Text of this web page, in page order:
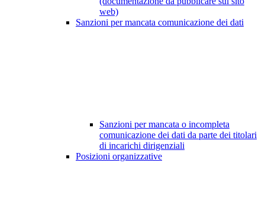
web)
Sanzioni per mancata comunicazione dei dati
Sanzioni per mancata o incompleta
comunicazione dei dati da parte dei titolari
di incarichi dirigenziali
Posizioni organizzative